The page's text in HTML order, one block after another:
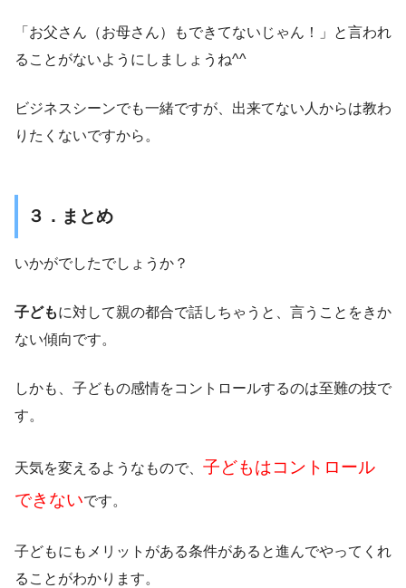
「お父さん（お母さん）もできてないじゃん！」と言われ
ることがないようにしましょうね^^
ビジネスシーンでも一緒ですが、出来てない人からは教わ
りたくないですから。
３．まとめ
いかがでしたでしょうか？
子どもに対して親の都合で話しちゃうと、言うことをきか
ない傾向です。
しかも、子どもの感情をコントロールするのは至難の技で
す。
天気を変えるようなもので、 子どもはコントロール
できないです。
子どもにもメリットがある条件があると進んでやってくれ
ることがわかります。